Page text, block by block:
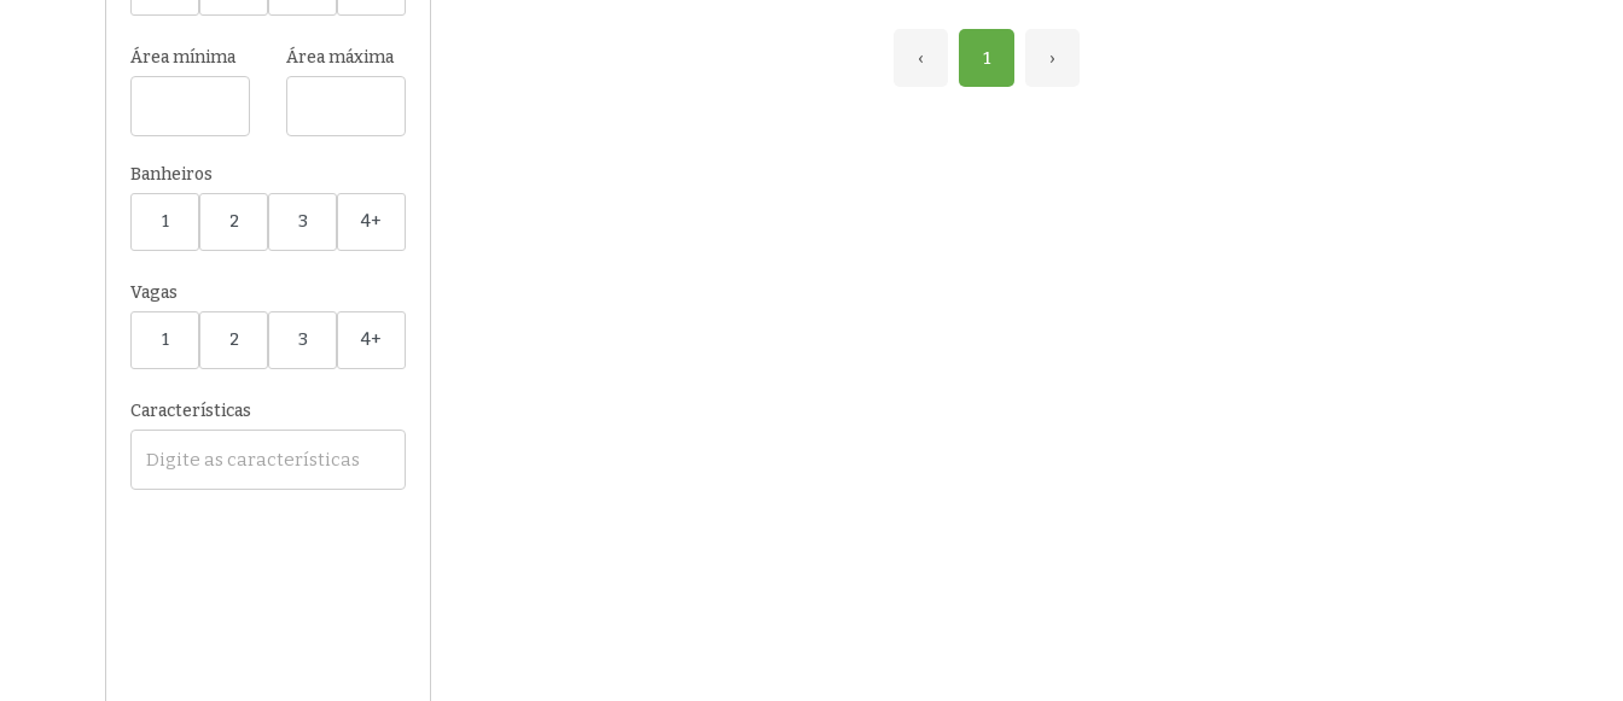
Área mínima Área máxima
Banheiros
1 2 3 4+
Vagas
1 2 3 4+
Características
‹ 1 ›